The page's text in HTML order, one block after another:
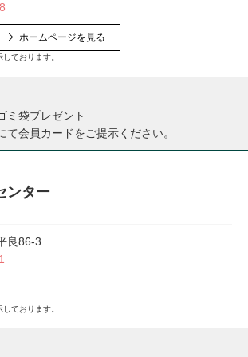
ております。
ホームページを見る
袋プレゼント
会員カードをご提示ください。
ンター
良86-3
ております。